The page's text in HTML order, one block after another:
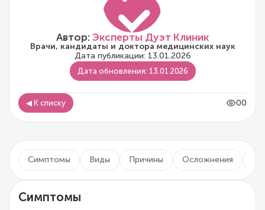
Автор:Эксперты Дуэт Клиник
Врачи, кандидаты и доктора медицинских наук
Дата публикации: 13.01.2026
Дата обновления: 13.01.2026
◀ К списку 00
Симптомы Виды Причины Осложнения
Симптомы